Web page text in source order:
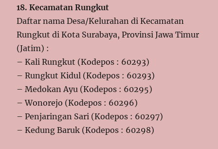
18. Kecamatan Rungkut
Daftar nama Desa/Kelurahan di Kecamatan
Rungkut di Kota Surabaya, Provinsi Jawa Timur
(Jatim) :
– Kali Rungkut (Kodepos : 60293)
– Rungkut Kidul (Kodepos : 60293)
– Medokan Ayu (Kodepos : 60295)
– Wonorejo (Kodepos : 60296)
– Penjaringan Sari (Kodepos : 60297)
– Kedung Baruk (Kodepos : 60298)